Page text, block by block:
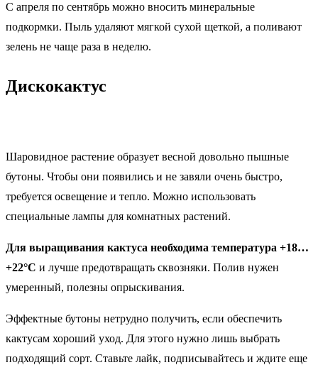
С апреля по сентябрь можно вносить минеральные
подкормки. Пыль удаляют мягкой сухой щеткой, а поливают
зелень не чаще раза в неделю.
Дискокактус
Шаровидное растение образует весной довольно пышные
бутоны. Чтобы они появились и не завяли очень быстро,
требуется освещение и тепло. Можно использовать
специальные лампы для комнатных растений.
Для выращивания кактуса необходима температура +18…
+22°C и лучше предотвращать сквозняки. Полив нужен
умеренный, полезны опрыскивания.
Эффектные бутоны нетрудно получить, если обеспечить
кактусам хороший уход. Для этого нужно лишь выбрать
подходящий сорт. Ставьте лайк, подписывайтесь и ждите еще